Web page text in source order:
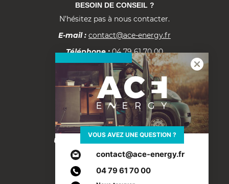
VOUS AVEZ UNE QUESTION ?
contact@ace-energy.fr
04 79 61 70 00
BESOIN DE CONSEIL ?
N’hésitez pas à nous contacter.
E-mail : contact@ace-energy.fr
Téléphone :04 79 61 70 00
Documentation
Fiche tarifs B2B
ACE ENERGY
Une marque d’ACE Électronique
200, rue du Semnoz, Albens
73410 ENTRELACS – FR
Visiter le site ACE Electronique